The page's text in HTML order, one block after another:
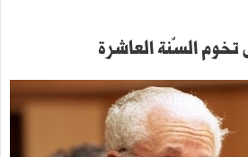
تخوم السّنة العاشرة